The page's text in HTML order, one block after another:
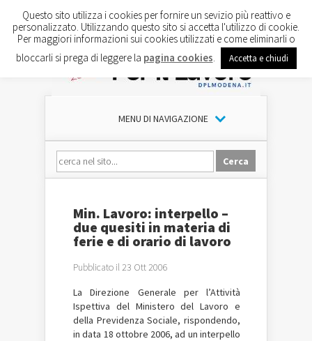
MENU DI NAVIGAZIONE
Min. Lavoro: interpello –
due quesiti in materia di
ferie e di orario di lavoro
Pubblicato il 23 Ott 2006
La Direzione Generale per l’Attività
Ispettiva del Ministero del Lavoro e
della Previdenza Sociale, rispondendo,
in data 18 ottobre 2006, ad un interpello
Questo sito utilizza i cookies per fornire un sevizio più reattivo e
personalizzato. Utilizzando questo sito si accetta l'utilizzo di cookie.
Per maggiori informazioni sui cookies utilizzati e come eliminarli o
bloccarli si prega di leggere la pagina cookies Accetta e chiudi